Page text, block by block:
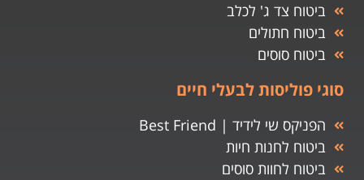
ביטוח צד ג' לכלב
ביטוח חתולים
ביטוח סוסים
סוגי פוליסות לבעלי חיים
הפניקס שי לידיד | Best Friend
ביטוח לחנות חיות
ביטוח לחוות סוסים